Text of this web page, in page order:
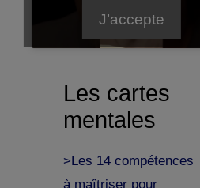
J’accepte
Les cartes
mentales
>Les 14 compétences
à maîtriser pour